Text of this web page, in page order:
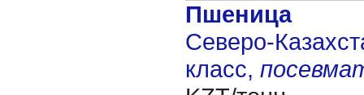
Пшеница
Северо-
класс,